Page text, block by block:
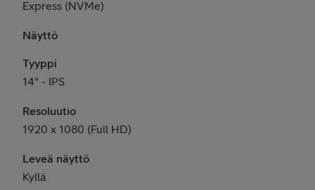
Express (NVMe)
Näyttö
Tyyppi
14" - IPS
Resoluutio
1920 x 1080 (Full HD)
Leveä näyttö
Kyllä